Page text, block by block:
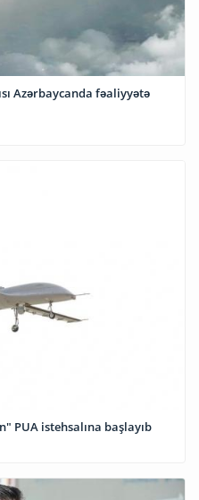
Azərbaycanda fəaliyyətə
PUA istehsalına başlayıb